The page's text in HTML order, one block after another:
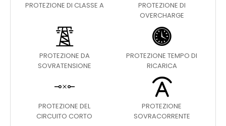
PROTEZIONE DI CLASSE A
PROTEZIONE DI
OVERCHARGE
PROTEZIONE DA
SOVRATENSIONE
PROTEZIONE TEMPO DI
RICARICA
PROTEZIONE DEL
CIRCUITO CORTO
PROTEZIONE
SOVRACORRENTE